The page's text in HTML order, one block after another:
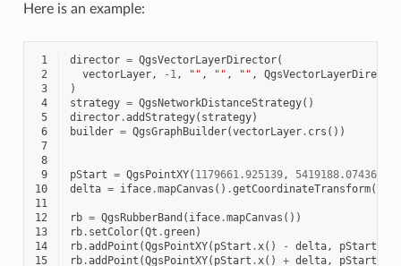
Here is an example:
1 director = QgsVectorLayerDirector(
2
vectorLayer, - 1, "" , "" , "" ,
QgsVectorLayerDirector
3
)
4
strategy = QgsNetworkDistanceStrategy()
5
director.addStrategy( strategy)
6
builder = QgsGraphBuilder(vectorLayer. crs ())
7
8
9
pStart = QgsPointXY( 1179661.925139, 5419188.074362
10
delta = iface.mapCanvas () .getCoordinateTransform()
11
12
rb = QgsRubberBand ( iface.mapCanvas ())
13
rb. setColor(Qt .green)
14
rb.addPoint (QgsPointXY( pStart .x() - delta, pStart
15
rb.addPoint (QgsPointXY( pStart .x() + delta, pStart